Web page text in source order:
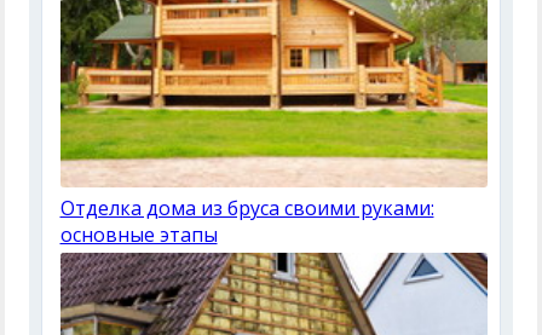
Отделка дома из бруса своими руками:
основные этапы